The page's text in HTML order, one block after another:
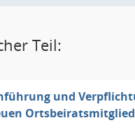
Teil:
und